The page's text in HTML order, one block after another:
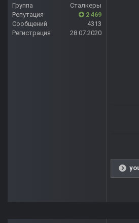
Группа
Сталкеры
Репутация
2 469
Сообщений
4313
Регистрация
28.07.2020